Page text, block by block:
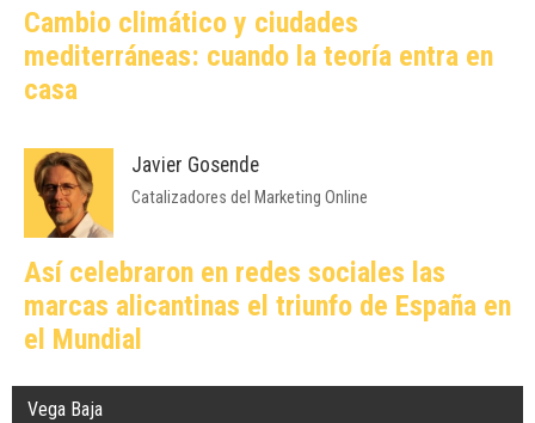
Cambio climático y ciudades
mediterráneas: cuando la teoría entra en
casa
Javier Gosende
Catalizadores del Marketing Online
Así celebraron en redes sociales las
marcas alicantinas el triunfo de España en
el Mundial
Vega Baja